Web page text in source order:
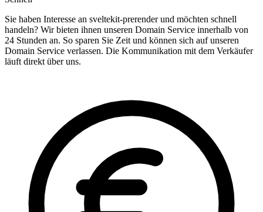
Sie haben Interesse an sveltekit-prerender und möchten schnell
handeln? Wir bieten ihnen unseren Domain Service innerhalb von
24 Stunden an. So sparen Sie Zeit und können sich auf unseren
Domain Service verlassen. Die Kommunikation mit dem Verkäufer
läuft direkt über uns.